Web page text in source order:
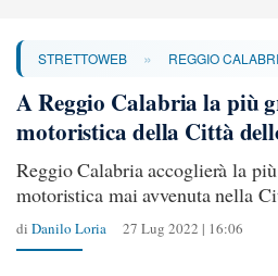
STRETTOWEB » REGGIO
A Reggio Calabria la più
motoristica della Città
Reggio Calabria accoglierà la
motoristica mai avvenuta nella
di Danilo Loria 27 Lug 2022 | 16:06